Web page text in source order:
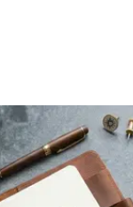
de cel putin 10 ani